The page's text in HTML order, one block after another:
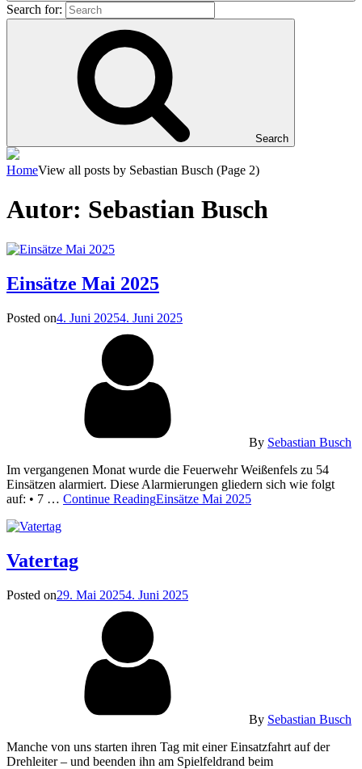
Search for:
Search
HomeView all posts by Sebastian Busch (Page 2)
Autor: Sebastian Busch
Einsätze Mai 2025
Posted on4. Juni 20254. Juni 2025
By Sebastian Busch
Im vergangenen Monat wurde die Feuerwehr Weißenfels zu 54
Einsätzen alarmiert. Diese Alarmierungen gliedern sich wie folgt
auf: • 7 … Continue ReadingEinsätze Mai 2025
Vatertag
Posted on29. Mai 20254. Juni 2025
By Sebastian Busch
Manche von uns starten ihren Tag mit einer Einsatzfahrt auf der
Drehleiter – und beenden ihn am Spielfeldrand beim